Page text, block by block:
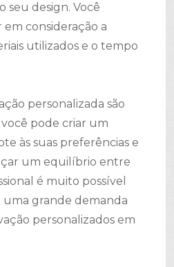
seu design. Você
consideração a
utilizados e o tempo
personalizada são
pode criar um
às suas preferências e
um equilíbrio entre
é muito possível
uma grande demanda
personalizados em